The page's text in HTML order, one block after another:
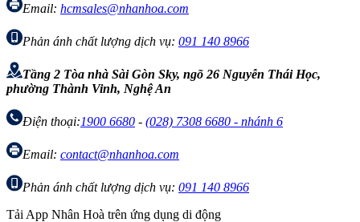
Email: hcmsales@nhanhoa.com
Phản ánh chất lượng dịch vụ: 091 140 8966
Tầng 2 Tòa nhà Sài Gòn Sky, ngõ 26 Nguyễn Thái Học,
phường Thành Vinh, Nghệ An
Điện thoại:1900 6680 - (028) 7308 6680 - nhánh 6
Email: contact@nhanhoa.com
Phản ánh chất lượng dịch vụ: 091 140 8966
Tải App Nhân Hoà trên ứng dụng di động